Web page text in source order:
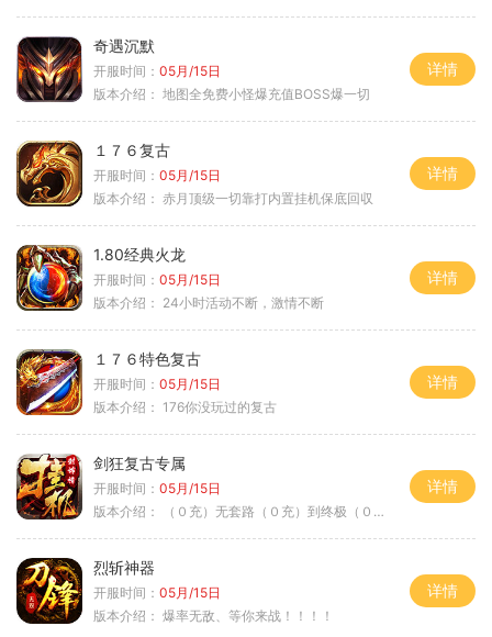
奇遇沉默
开服时间： 05月/15日
版本介绍： 地图全免费小怪爆充值BOSS爆一切
详情
１７６复古
开服时间： 05月/15日
版本介绍： 赤月顶级一切靠打内置挂机保底回収
详情
1.80经典火龙
开服时间： 05月/15日
版本介绍： 24小时活动不断，激情不断
详情
１７６特色复古
开服时间： 05月/15日
版本介绍： 176你没玩过的复古
详情
剑狂复古专属
开服时间： 05月/15日
版本介绍：
（０充）无套路（０充）到终极（０充）爽
详情
烈斩神器
开服时间： 05月/15日
版本介绍： 爆率无敌、等你来战！！！！
详情